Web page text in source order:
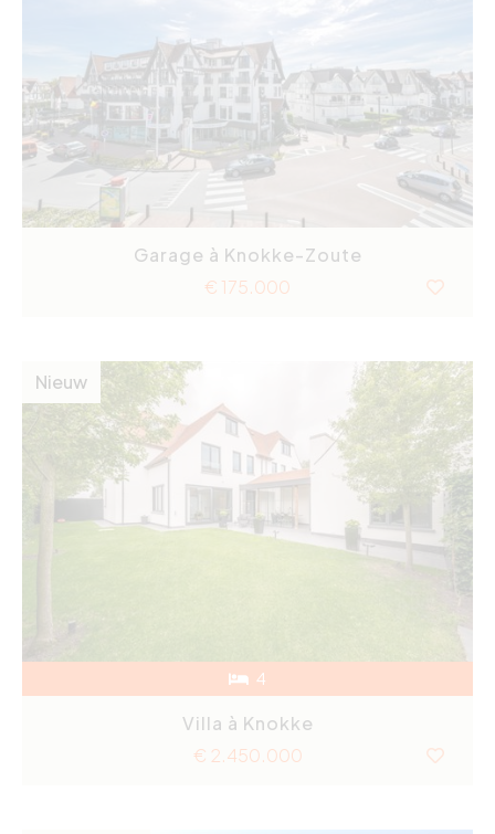
Garage à Knokke-Zoute
€ 175.000
Nieuw
4
Villa à Knokke
€ 2.450.000